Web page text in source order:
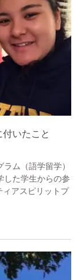
いたこと
ム（語学留学）
した学生からの参
ィアスピリットプ